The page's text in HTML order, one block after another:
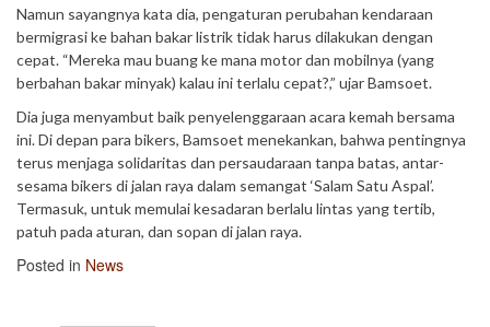
Namun sayangnya kata dia, pengaturan perubahan kendaraan
bermigrasi ke bahan bakar listrik tidak harus dilakukan dengan
cepat. “Mereka mau buang ke mana motor dan mobilnya (yang
berbahan bakar minyak) kalau ini terlalu cepat?,” ujar Bamsoet.
Dia juga menyambut baik penyelenggaraan acara kemah bersama
ini. Di depan para bikers, Bamsoet menekankan, bahwa pentingnya
terus menjaga solidaritas dan persaudaraan tanpa batas, antar-
sesama bikers di jalan raya dalam semangat ‘Salam Satu Aspal’.
Termasuk, untuk memulai kesadaran berlalu lintas yang tertib,
patuh pada aturan, dan sopan di jalan raya.
Posted in News